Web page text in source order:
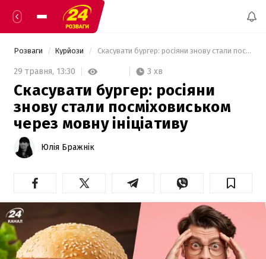
Розваги Курйози Скасувати бургер: росіяни знову стали посміховиськом через мовну ініціативу
29 травня, 13:30 3 хв
Скасувати бургер: росіяни
знову стали посміховиськом
через мовну ініціативу
Юлія Бражнік